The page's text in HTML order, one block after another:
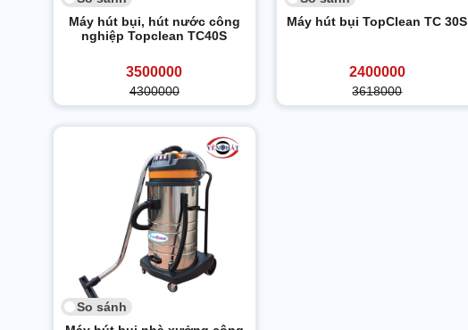
Máy hút bụi, hút nước công
nghiệp Topclean TC40S
3500000
4300000
Máy hút bụi TopClean TC 30S
2400000
3618000
So sánh